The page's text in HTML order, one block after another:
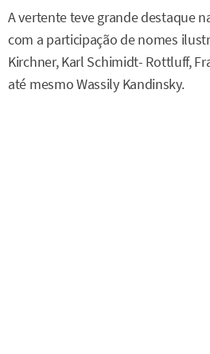
A vertente teve grande destaque
com a participação de nomes
Kirchner, Karl Schimidt- Rottluff,
até mesmo Wassily Kandinsky.